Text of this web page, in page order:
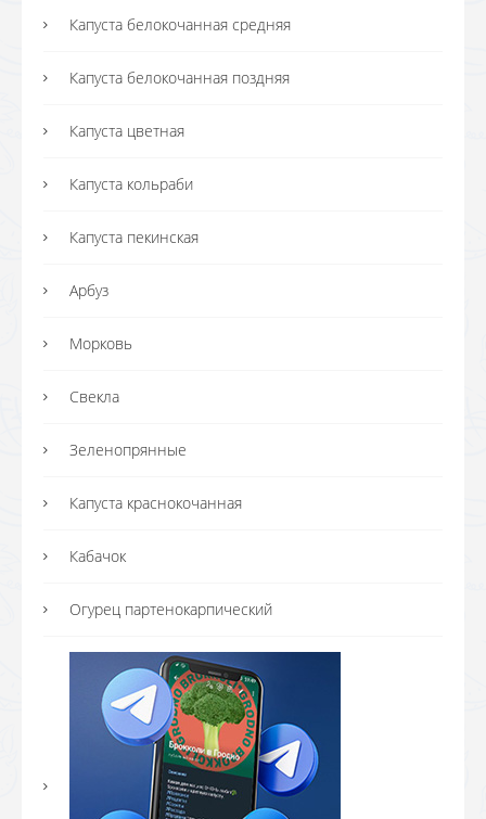
Капуста белокочанная средняя
Капуста белокочанная поздняя
Капуста цветная
Капуста кольраби
Капуста пекинская
Арбуз
Морковь
Свекла
Зеленопрянные
Капуста краснокочанная
Кабачок
Огурец партенокарпический